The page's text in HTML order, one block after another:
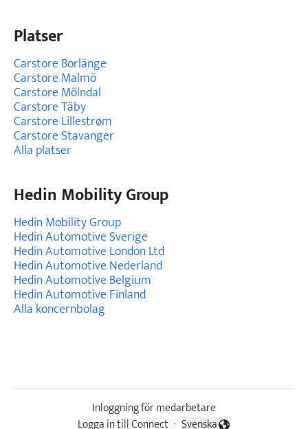
Platser
Carstore Borlänge
Carstore Malmö
Carstore Mölndal
Carstore Täby
Carstore Lillestrøm
Carstore Stavanger
Alla platser
Hedin Mobility Group
Hedin Mobility Group
Hedin Automotive Sverige
Hedin Automotive London Ltd
Hedin Automotive Nederland
Hedin Automotive Belgium
Hedin Automotive Finland
Alla koncernbolag
Inloggning för medarbetare
Logga in till Connect · Svenska